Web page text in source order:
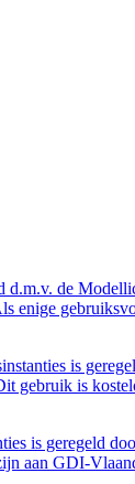
de
enige
is
gebruik is
is geregeld
aan GDI-